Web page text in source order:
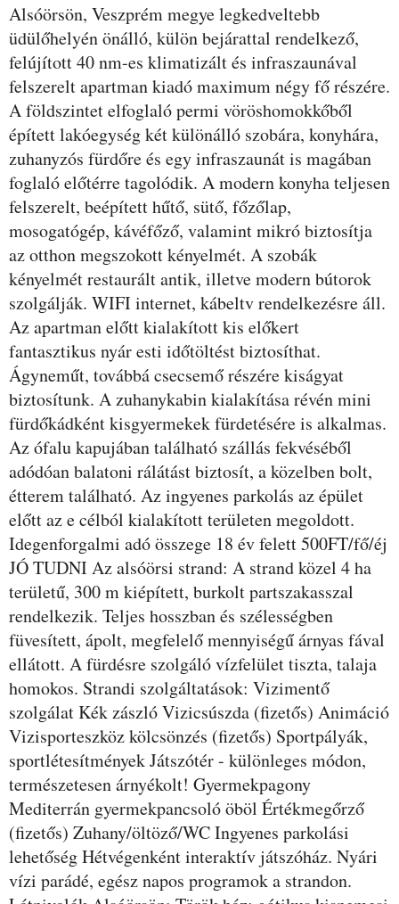
Leírás
Alsóörsön, Veszprém megye legkedveltebb
üdülőhelyén önálló, külön bejárattal rendelkező,
felújított 40 nm-es klimatizált és infraszaunával
felszerelt apartman kiadó maximum négy fő részére.
A földszintet elfoglaló permi vöröshomokkőből
épített lakóegység két különálló szobára, konyhára,
zuhanyzós fürdőre és egy infraszaunát is magában
foglaló előtérre tagolódik. A modern konyha teljesen
felszerelt, beépített hűtő, sütő, főzőlap,
mosogatógép, kávéfőző, valamint mikró biztosítja
az otthon megszokott kényelmét. A szobák
kényelmét restaurált antik, illetve modern bútorok
szolgálják. WIFI internet, kábeltv rendelkezésre áll.
Az apartman előtt kialakított kis előkert
fantasztikus nyár esti időtöltést biztosíthat.
Ágyneműt, továbbá csecsemő részére kiságyat
biztosítunk. A zuhanykabin kialakítása révén mini
fürdőkádként kisgyermekek fürdetésére is alkalmas.
Az ófalu kapujában található szállás fekvéséből
adódóan balatoni rálátást biztosít, a közelben bolt,
étterem található. Az ingyenes parkolás az épület
előtt az e célból kialakított területen megoldott.
Idegenforgalmi adó összege 18 év felett 500FT/fő/éj
JÓ TUDNI Az alsóörsi strand: A strand közel 4 ha
területű, 300 m kiépített, burkolt partszakasszal
rendelkezik. Teljes hosszban és szélességben
füvesített, ápolt, megfelelő mennyiségű árnyas fával
ellátott. A fürdésre szolgáló vízfelület tiszta, talaja
homokos. Strandi szolgáltatások: Vizimentő
szolgálat Kék zászló Vizicsúszda (fizetős) Animáció
Vizisporteszköz kölcsönzés (fizetős) Sportpályák,
sportlétesítmények Játszótér - különleges módon,
természetesen árnyékolt! Gyermekpagony
Mediterrán gyermekpancsoló öböl Értékmegőrző
(fizetős) Zuhany/öltöző/WC Ingyenes parkolási
lehetőség Hétvégenként interaktív játszóház. Nyári
vízi parádé, egész napos programok a strandon.